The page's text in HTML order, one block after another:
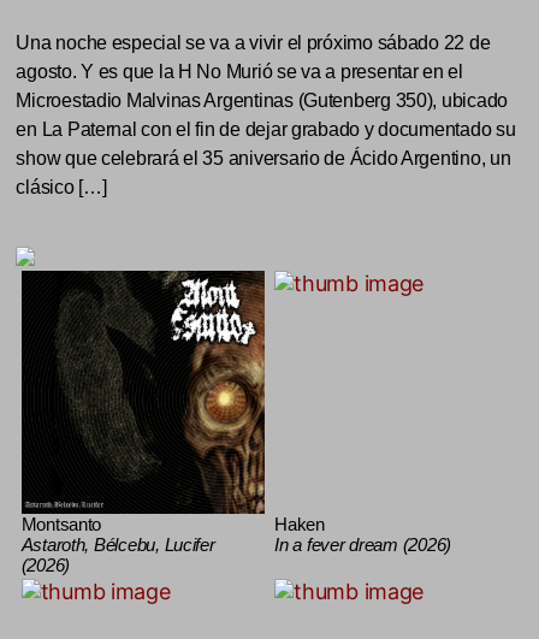
Una noche especial se va a vivir el próximo sábado 22 de
agosto. Y es que la H No Murió se va a presentar en el
Microestadio Malvinas Argentinas (Gutenberg 350), ubicado
en La Paternal con el fin de dejar grabado y documentado su
show que celebrará el 35 aniversario de Ácido Argentino, un
clásico […]
Montsanto
Astaroth, Bélcebu, Lucifer
(2026)
Haken
In a fever dream (2026)